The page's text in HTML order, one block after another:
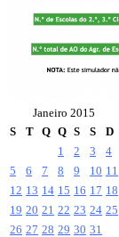
Janeiro 2015
S
T Q Q S S
D
1
2 3
4
5
6 7 8 9 10 11
12 13 14 15 16 17 18
19 20 21 22 23 24 25
26 27 28 29 30 31